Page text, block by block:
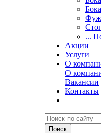
...
Акции
Услуги
О
О
Вакансии
Контакты